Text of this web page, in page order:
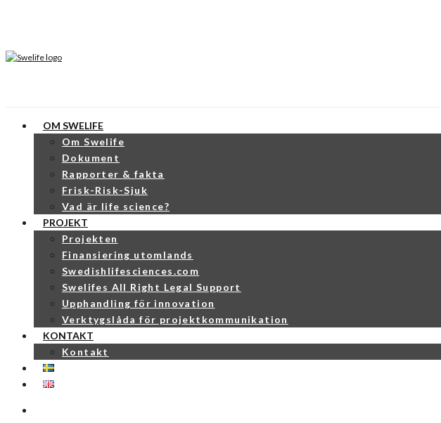
OM SWELIFE
Om Swelife
Dokument
Rapporter & fakta
Frisk-Risk-Sjuk
Vad är life science?
PROJEKT
Projekten
Finansiering utomlands
Swedishlifesciences.com
Swelifes All Right Legal Support
Upphandling för innovation
Verktygslåda för projektkommunikation
KONTAKT
Kontakt